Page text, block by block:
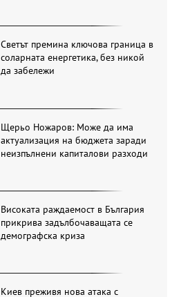
Светът премина ключова граница в
соларната енергетика, без никой
да забележи
Щерьо Ножаров: Може да има
актуализация на бюджета заради
неизпълнени капиталови разходи
Високата раждаемост в България
прикрива задълбочаващата се
демографска криза
Киев преживя нова атака с